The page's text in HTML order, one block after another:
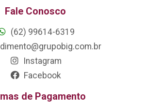
Fale Conosco
(62) 99614-6319
Instagram
Facebook
de Pagamento